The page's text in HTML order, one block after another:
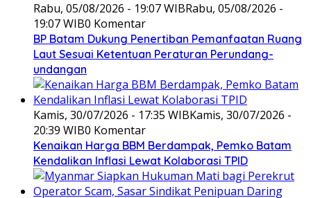
Rabu, 05/08/2026 - 19:07 WIBRabu, 05/08/2026 -
19:07 WIB0 Komentar
BP Batam Dukung Penertiban Pemanfaatan Ruang
Laut Sesuai Ketentuan Peraturan Perundang-
undangan
Kamis, 30/07/2026 - 17:35 WIBKamis, 30/07/2026 -
20:39 WIB0 Komentar
Kenaikan Harga BBM Berdampak, Pemko Batam
Kendalikan Inflasi Lewat Kolaborasi TPID